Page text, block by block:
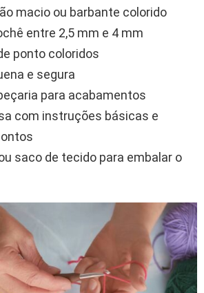
macio ou barbante colorido
entre 2,5 mm e 4 mm
ponto coloridos
e segura
para acabamentos
com instruções básicas e
saco de tecido para embalar o